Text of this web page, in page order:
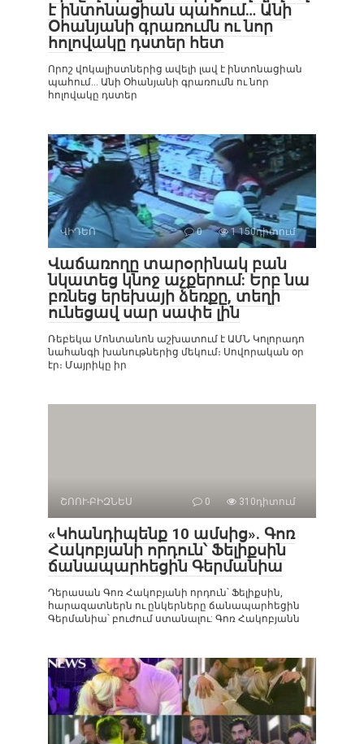
է ինտոնացիան պահում… Անի
Օհանյանի գրառումն ու նոր
հոլովակը դստեր հետ
Որոշ վոկալիստներից ավելի լավ է ինտոնացիան
պահում… Անի Օհանյանի գրառումն ու նոր
հոլովակը դստեր
ՎԻԴԵՈ 0 1 150դիտում
Վաճառողը տարօրինակ բան
նկատեց կնոջ աչքերում: Երբ նա
բռնեց երեխայի ձեռքը, տեղի
ունեցավ սար սափե լին
Ռեբեկա Մոնտանոն աշխատում է ԱՄՆ Կոլորադո
նահանգի խանութներից մեկում։ Սովորական օր
էր։ Մայրիկը իր
ՇՈՈՒ-ԲԻԶՆԵՍ 0 310դիտում
«Կհանդիպենք 10 ամսից». Գոռ
Հակոբյանի որդուն՝ Ֆելիքսին
ճանապարհեցին Գերմանիա
Դերասան Գոռ Հակոբյանի որդուն՝ Ֆելիքսին,
հարազատներն ու ընկերները ճանապարհեցին
Գերմանիա՝ բուժում ստանալու: Գոռ Հակոբյանն